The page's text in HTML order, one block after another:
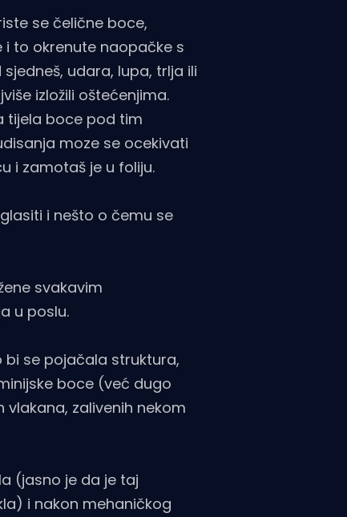
se čelične boce,
i to okrenute naopačke s
udara, lupa, trlja ili
izložili oštećenjima.
tijela boce pod tim
moze se ocekivati
i zamotaš je u foliju.
i nešto o čemu se
svakavim
u poslu.
bi se pojačala struktura,
boce (već dugo
zalivenih nekom
(jasno je da je taj
i nakon mehaničkog